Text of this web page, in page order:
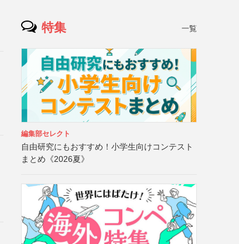
特集 一覧
編集部セレクト
自由研究にもおすすめ！小学生向けコンテスト
まとめ《2026夏》